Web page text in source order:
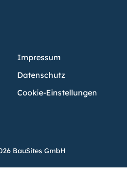
Impressum
Datenschutz
Cookie-Einstellungen
BauSites GmbH